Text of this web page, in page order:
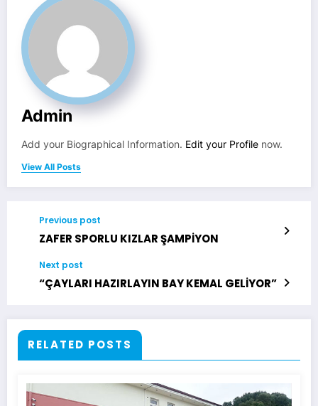
Admin
Add your Biographical Information. Edit your Profile now.
View All Posts
Previous post
ZAFER SPORLU KIZLAR ŞAMPİYON
Next post
“ÇAYLARI HAZIRLAYIN BAY KEMAL GELİYOR”
RELATED POSTS